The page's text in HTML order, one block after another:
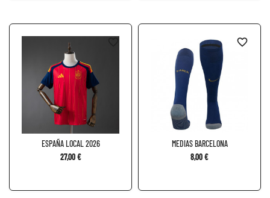
ESPAÑA LOCAL 2026
27,00 €
MEDIAS BARCELONA
8,00 €
favorite_border